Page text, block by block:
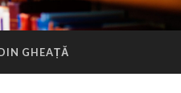
GHEAȚĂ